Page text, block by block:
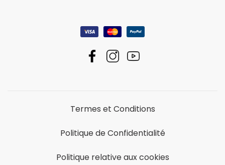
Termes et Conditions
Politique de Confidentialité
Politique relative aux cookies